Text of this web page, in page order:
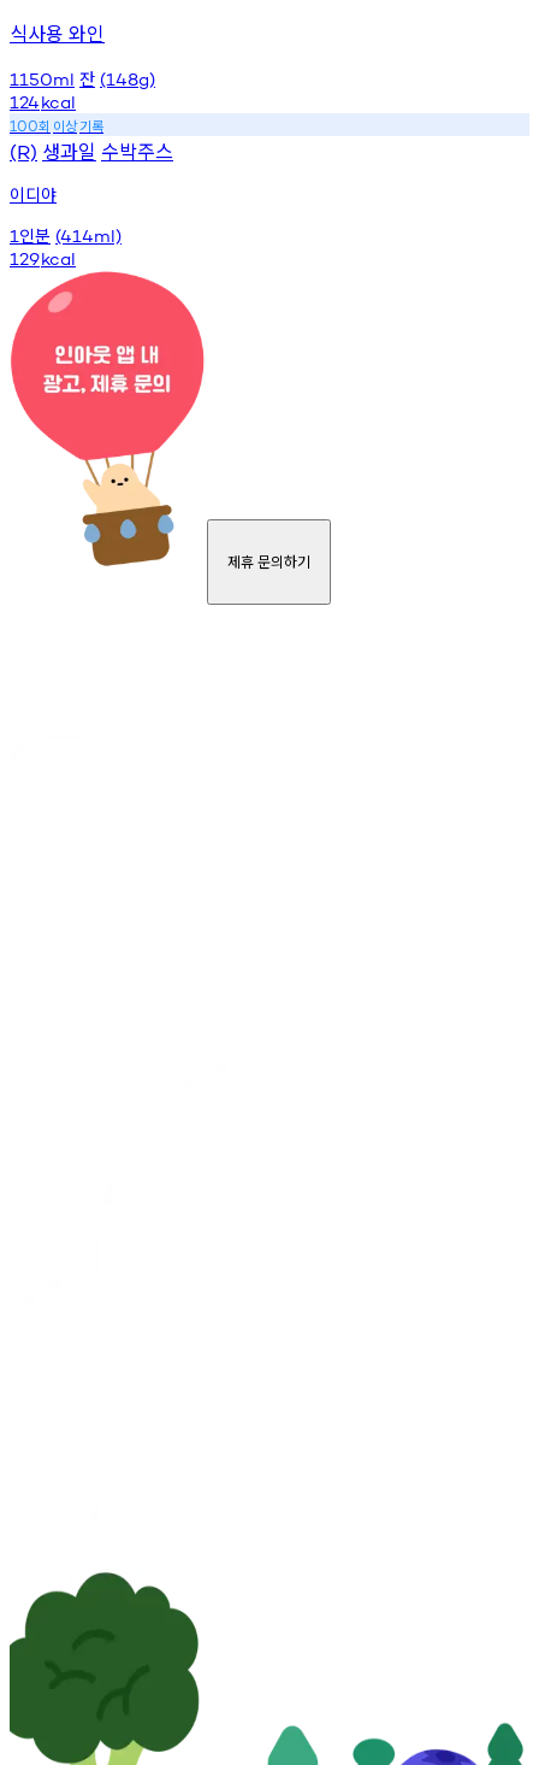
식사용 와인
1150ml 잔 (148g)
124kcal
100회 이상기록
(R) 생과일 수박주스
이디야
1 인분 (414ml)
129kcal
제휴 문의하기